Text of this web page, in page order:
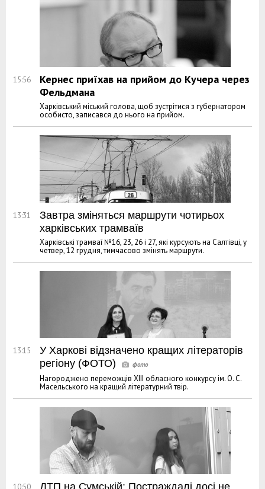
15:56
Кернес приїхав на прийом до Кучера через
Фельдмана
Харківський міський голова, щоб зустрітися з губернатором
особисто, записався до нього на прийом.
13:31
Завтра зміняться маршрути чотирьох
харківських трамваїв
Харківські трамваї №16, 23, 26 і 27, які курсують на Салтівці, у
четвер, 12 грудня, тимчасово змінять маршрути.
13:15
У Харкові відзначено кращих літераторів
регіону (ФОТО)
Нагороджено переможців XIII обласного конкурсу ім. О. С.
Масельського на кращий літературний твір.
10:50 ДТП на Сумській: Постраждалі досі не